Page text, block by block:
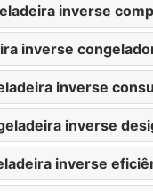
inverse
inverse
inverse
inverse
inverse